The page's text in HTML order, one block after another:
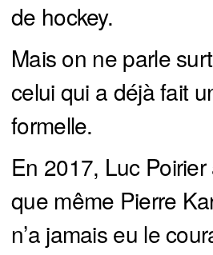
de hockey.
Mais on ne parle
celui qui a déjà fait
formelle.
En 2017, Luc
que même Pierre
n’a jamais eu le